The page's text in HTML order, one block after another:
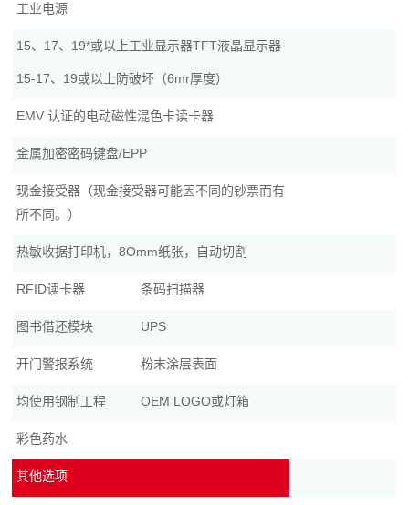
工业电源
15、17、19*或以上工业显示器TFT液晶显示器
15-17、19或以上防破坏（6mr厚度）
EMV 认证的电动磁性混色卡读卡器
金属加密密码键盘/EPP
现金接受器（现金接受器可能因不同的钞票而有
所不同。）
热敏收据打印机，8Omm纸张，自动切割
RFID读卡器 条码扫描器
图书借还模块 UPS
开门警报系统 粉末涂层表面
均使用钢制工程 OEM LOGO或灯箱
彩色药水
其他选项